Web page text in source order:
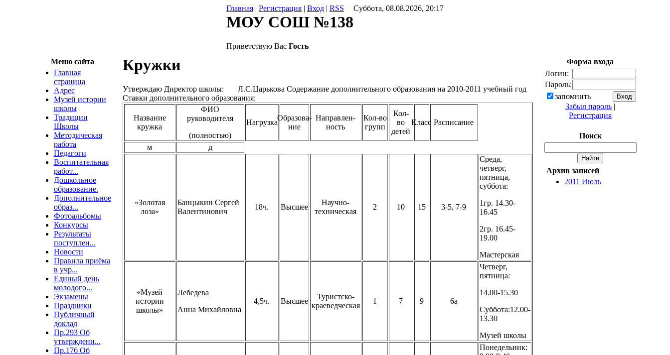
Главная | Регистрация | Вход | RSS Суббота, 08.08.2026, 20:17
МОУ СОШ №138
Приветствую Вас Гость
Меню сайта
Главная
страница
Адрес
Музей истории
школы
Традиции
Школы
Методическая
работа
Педагоги
Воспитательная
работ...
Дошкольное
образование.
Дополнительное
образ...
Фотоальбомы
Конкурсы
Результаты
поступлен...
Новости
Правила приёма
в учр...
Единый день
молодого...
Экзамены
Праздники
Публичный
доклад
Пр.293 Об
утверждени...
Пр.176 Об
Кружки
Утверждаю Директор школы: Л.С.Царькова Содержание дополнительного образования на 2010-2011 учебный год
Ставки дополнительного образования:
Название
кружка
ФИО
руководителя
(полностью)
Нагрузка
Образова-
ние
Направлен-
ность
Кол-во
групп
Кол-
во
детей
Класс Расписание
м д
«Золотая
лоза»
Банцыкин Сергей
Валентинович
18ч. Высшее
Научно-
техническая
2 10 15 3-5, 7-9
Среда,
четверг,
пятница,
суббота:
1гр. 14.30-
16.45
2гр. 16.45-
19.00
Мастерская
«Музей
истории
школы»
Лебедева
Анна Михайловна
4,5ч. Высшее
Туристско-
краеведческая
1 7 9 6а
Четверг,
пятница:
14.00-15.30
Суббота:12.00-
13.30
Музей школы
Понедельник:
Форма входа
Логин:
Пароль:
запомнить
Забыл пароль |
Регистрация
Поиск
Архив записей
2011 Июль